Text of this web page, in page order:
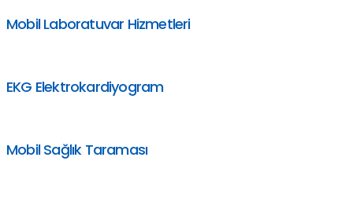
Mobil Laboratuvar Hizmetleri
EKG Elektrokardiyogram
Mobil Sağlık Taraması